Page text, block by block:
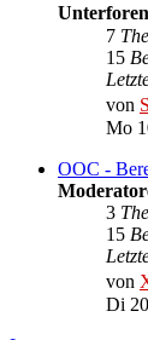
7
15
von
Mo
OOC -
3
15
von
Di